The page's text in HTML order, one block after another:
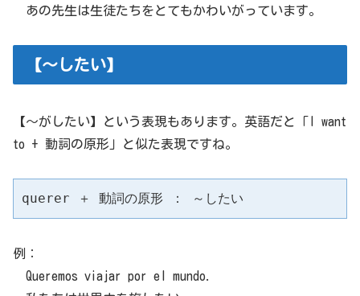
あの先生は生徒たちをとてもかわいがっています。
【～したい】
【～がしたい】という表現もあります。英語だと「I want
to + 動詞の原形」と似た表現ですね。
querer ＋ 動詞の原形 ： ～したい
例：
Queremos viajar por el mundo.